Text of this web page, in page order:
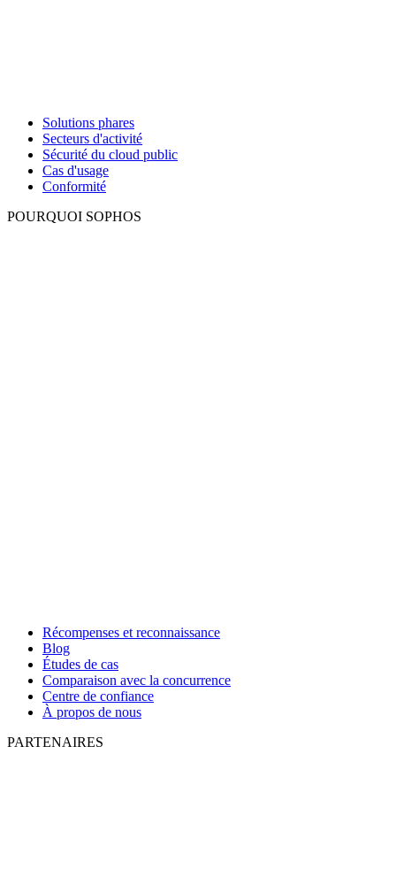
Solutions phares
Secteurs d'activité
Sécurité du cloud public
Cas d'usage
Conformité
POURQUOI SOPHOS
Récompenses et reconnaissance
Blog
Études de cas
Comparaison avec la concurrence
Centre de confiance
À propos de nous
PARTENAIRES